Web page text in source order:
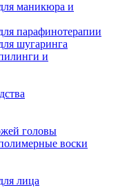
маникюра и
парафинотерапии
шугаринга
и
головы
воски
лица